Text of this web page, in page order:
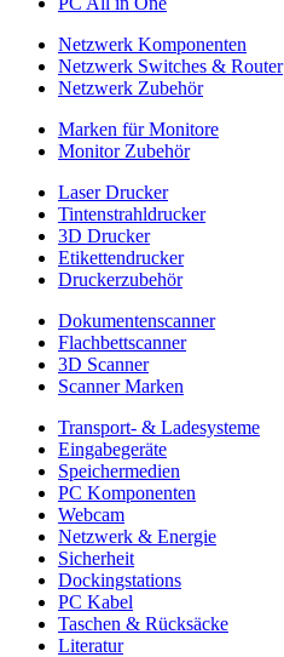
Netzwerk Komponenten
Netzwerk Switches & Router
Netzwerk Zubehör
Marken für Monitore
Monitor Zubehör
Laser Drucker
Tintenstrahldrucker
3D Drucker
Etikettendrucker
Druckerzubehör
Dokumentenscanner
Flachbettscanner
3D Scanner
Scanner Marken
Transport- & Ladesysteme
Eingabegeräte
Speichermedien
PC Komponenten
Webcam
Netzwerk & Energie
Sicherheit
Dockingstations
PC Kabel
Taschen & Rücksäcke
Literatur